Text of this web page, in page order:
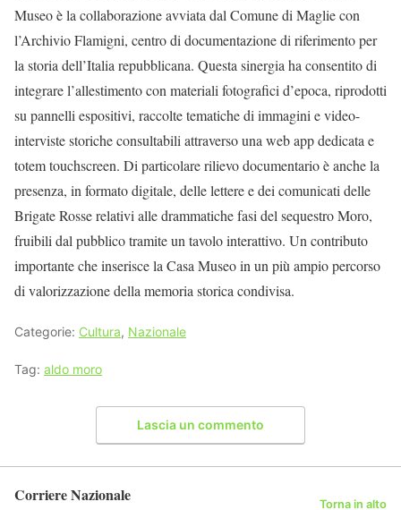
Museo è la collaborazione avviata dal Comune di Maglie con
l’Archivio Flamigni, centro di documentazione di riferimento per
la storia dell’Italia repubblicana. Questa sinergia ha consentito di
integrare l’allestimento con materiali fotografici d’epoca, riprodotti
su pannelli espositivi, raccolte tematiche di immagini e video-
interviste storiche consultabili attraverso una web app dedicata e
totem touchscreen. Di particolare rilievo documentario è anche la
presenza, in formato digitale, delle lettere e dei comunicati delle
Brigate Rosse relativi alle drammatiche fasi del sequestro Moro,
fruibili dal pubblico tramite un tavolo interattivo. Un contributo
importante che inserisce la Casa Museo in un più ampio percorso
di valorizzazione della memoria storica condivisa.
Categorie: Cultura, Nazionale
Tag: aldo moro
Lascia un commento
Corriere Nazionale Torna in alto